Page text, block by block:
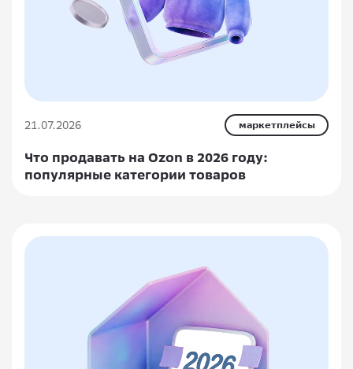
21.07.2026 маркетплейсы
Что продавать на Ozon в 2026 году:
популярные категории товаров